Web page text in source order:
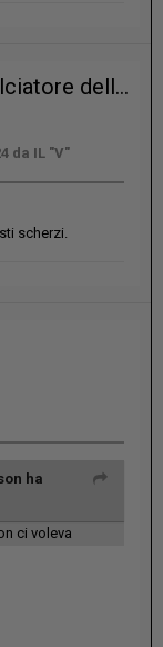
UFFICIALE: Juan Cabal è un calciatore della Juventus
da IL "V"
scherzi.
ha
ci voleva